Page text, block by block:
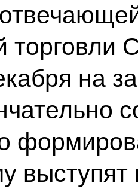
торговли
на